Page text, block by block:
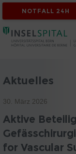
NOTFALL 24H
Aktuelles
30. März 2026
Aktive
for Vascular